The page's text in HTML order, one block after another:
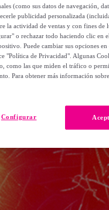
(como sus datos de navegación,
publicidad personalizada
la actividad de ventas y con fines de
o rechazar todo haciendo clic en
Puede cambiar sus opciones
"Política de Privacidad". Algunas
como las que miden el tráfico o
Para obtener más información
Configurar